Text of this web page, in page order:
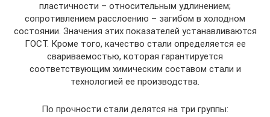
пластичности – относительным удлинением;
сопротивлением расслоению – загибом в холодном
состоянии. Значения этих показателей устанавливаются
ГОСТ. Кроме того, качество стали определяется ее
свариваемостью, которая гарантируется
соответствующим химическим составом стали и
технологией ее производства.
По прочности стали делятся на три группы: